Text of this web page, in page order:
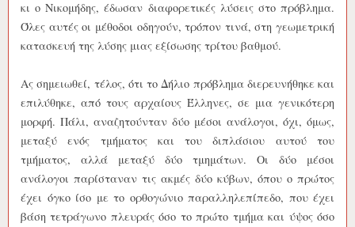
κι ο Νικομήδης, έδωσαν διαφορετικές λύσεις στο πρόβλημα.
Όλες αυτές οι μέθοδοι οδηγούν, τρόπον τινά, στη γεωμετρική
κατασκευή της λύσης μιας εξίσωσης τρίτου βαθμού.
Ας σημειωθεί, τέλος, ότι το Δήλιο πρόβλημα διερευνήθηκε και
επιλύθηκε, από τους αρχαίους Έλληνες, σε μια γενικότερη
μορφή. Πάλι, αναζητούνταν δύο μέσοι ανάλογοι, όχι, όμως,
μεταξύ ενός τμήματος και του διπλάσιου αυτού του
τμήματος, αλλά μεταξύ δύο τμημάτων. Οι δύο μέσοι
ανάλογοι παρίσταναν τις ακμές δύο κύβων, όπου ο πρώτος
έχει όγκο ίσο με το ορθογώνιο παραλληλεπίπεδο, που έχει
βάση τετράγωνο πλευράς όσο το πρώτο τμήμα και ύψος όσο